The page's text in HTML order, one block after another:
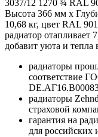
3037/12 1270 ¾ RAL
Высота 366 мм х
10,68 кг, цвет RAL
радиатор отапливает
добавит уюта и тепла
радиаторы
соответствие
радиаторы
страховой
гарантия на
для российских